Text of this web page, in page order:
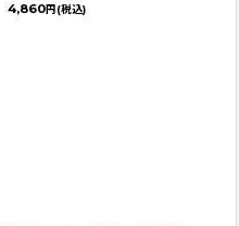
4,860円 (税込)